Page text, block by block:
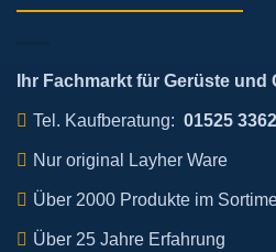
Ihr Fachmarkt für Gerüste
Tel. Kaufberatung: 01525
Nur original Layher Ware
Über 2000 Produkte im
Über 25 Jahre Erfahrung